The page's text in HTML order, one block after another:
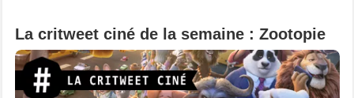
La critweet ciné de la semaine : Zootopie